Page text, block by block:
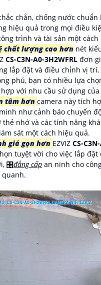
chắn, chống nước chuẩn
hiệu quả trong mọi điều
trình và tài sản một
chất lượng cao hơn nét
CS-C3N-A0-3H2WFRL đơn
lắp đặt và điều chỉnh vị trí.
phú, bạn có nhiều lựa
với nhu cầu sử dụng
tâm hơn camera này tích
như cảnh báo chuyển
thẻ nhớ và các tính năng
sát một cách hiệu quả.
giá gọn hơn EZVIZ CS-
tuyệt vời cho việc lắp đặt
🎛đẳng cấp an ninh cho